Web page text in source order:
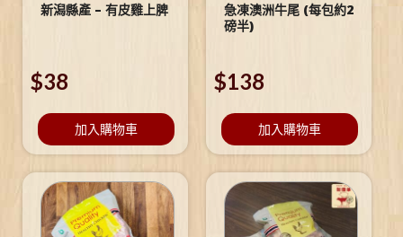
新潟縣產 – 有皮雞上脾
$38
加入購物車
急凍澳洲牛尾 (每包約2
磅半)
$138
加入購物車